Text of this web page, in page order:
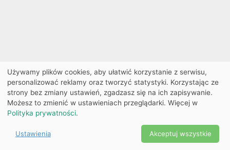
Ekobilet2026 |
Ustawienia
cookies
2026
Używamy plików cookies, aby ułatwić korzystanie z serwisu,
personalizować reklamy oraz tworzyć statystyki. Korzystając ze
strony bez zmiany ustawień, zgadzasz się na ich zapisywanie.
Możesz to zmienić w ustawieniach przeglądarki. Więcej w
Polityka prywatności.
Ustawienia Akceptuj wszystkie